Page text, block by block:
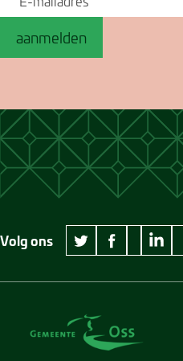
aanmelden
Volg ons
twitter Museum
facebook